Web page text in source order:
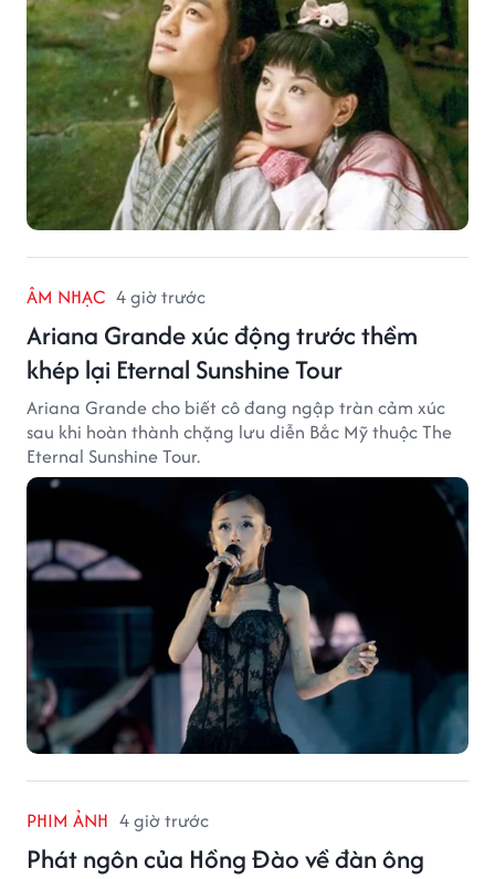
ÂM NHẠC 4 giờ trước
Ariana Grande xúc động trước thềm
khép lại Eternal Sunshine Tour
Ariana Grande cho biết cô đang ngập tràn cảm xúc
sau khi hoàn thành chặng lưu diễn Bắc Mỹ thuộc The
Eternal Sunshine Tour.
PHIM ẢNH 4 giờ trước
Phát ngôn của Hồng Đào về đàn ông